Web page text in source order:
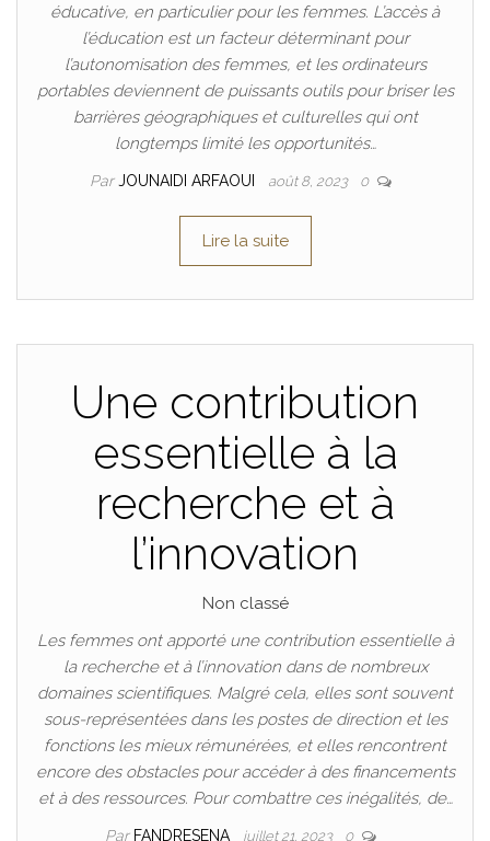
éducative, en particulier pour les femmes. L’accès à
l’éducation est un facteur déterminant pour
l’autonomisation des femmes, et les ordinateurs
portables deviennent de puissants outils pour briser les
barrières géographiques et culturelles qui ont
longtemps limité les opportunités…
ParJOUNAIDI ARFAOUI août 8, 2023 0
Lire la suite
Une contribution
essentielle à la
recherche et à
l’innovation
Non classé
Les femmes ont apporté une contribution essentielle à
la recherche et à l’innovation dans de nombreux
domaines scientifiques. Malgré cela, elles sont souvent
sous-représentées dans les postes de direction et les
fonctions les mieux rémunérées, et elles rencontrent
encore des obstacles pour accéder à des financements
et à des ressources. Pour combattre ces inégalités, de…
Par FANDRESENA juillet 21, 2023 0